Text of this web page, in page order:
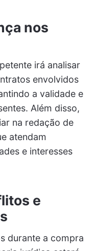
nos
irá analisar
envolvidos
a validade e
Além disso,
na redação de
atendam
e interesses
e
durante a compra